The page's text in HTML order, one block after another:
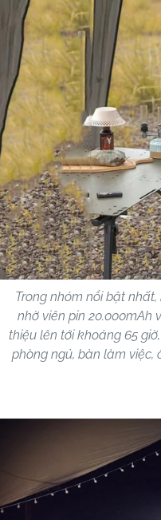
Trong nhóm nổi bật
nhờ viên pin 20.000mAh
thiệu lên tới khoảng 65
phòng ngủ, bàn làm